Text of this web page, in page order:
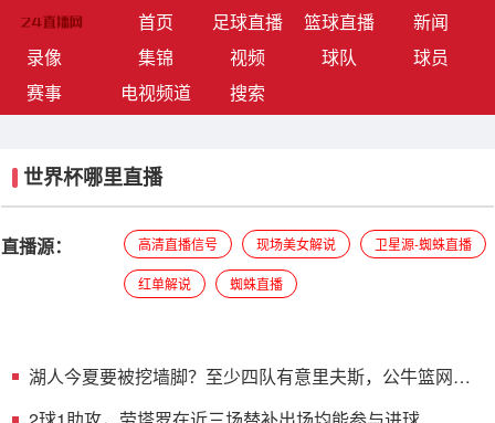
首页(current)足球直播 篮球直播
新闻
录像
集锦 视频 球队
球员
赛事
电视频道 搜索
世界杯哪里直播
直播源： 高清直播信号 现场美女解说 卫星源-蜘蛛直播
红单解说 蜘蛛直播
湖人今夏要被挖墙脚？至少四队有意里夫斯，公牛篮网均